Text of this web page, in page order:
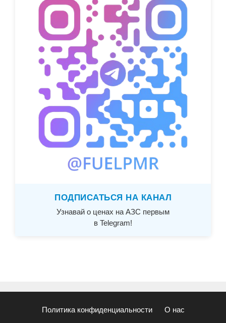
ПОДПИСАТЬСЯ НА КАНАЛ
Узнавай о ценах на АЗС первым
в Telegram!
Политика конфиденциальности О нас